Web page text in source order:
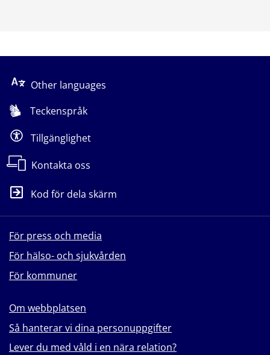
Other languages
Teckenspråk
Tillgänglighet
Kontakta oss
Kod för dela skärm
För press och media
För hälso- och sjukvården
För kommuner
Om webbplatsen
Så hanterar vi dina personuppgifter
Lever du med våld i en nära relation?